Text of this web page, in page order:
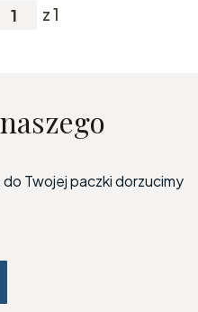
z 1
Twojej paczki dorzucimy